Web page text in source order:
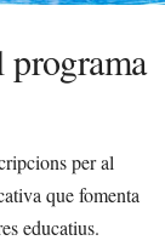
programa
per al
que fomenta
educatius.